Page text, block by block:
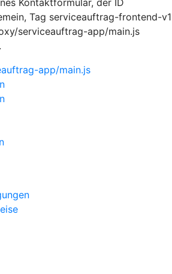
Kontaktformular, der ID
Tag serviceauftrag-frontend-v1
serviceauftrag-app/main.js
app/main.js